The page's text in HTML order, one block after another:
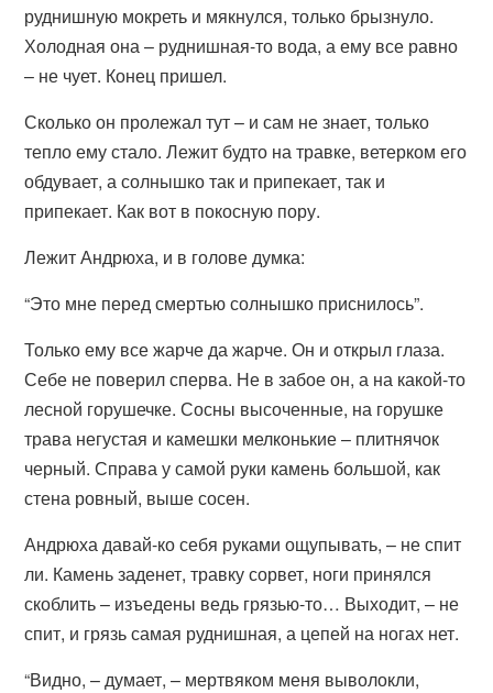
руднишную мокреть и мякнулся, только брызнуло.
Холодная она – руднишная-то вода, а ему все равно
– не чует. Конец пришел.
Сколько он пролежал тут – и сам не знает, только
тепло ему стало. Лежит будто на травке, ветерком его
обдувает, а солнышко так и припекает, так и
припекает. Как вот в покосную пору.
Лежит Андрюха, и в голове думка:
“Это мне перед смертью солнышко приснилось”.
Только ему все жарче да жарче. Он и открыл глаза.
Себе не поверил сперва. Не в забое он, а на какой-то
лесной горушечке. Сосны высоченные, на горушке
трава негустая и камешки мелконькие – плитнячок
черный. Справа у самой руки камень большой, как
стена ровный, выше сосен.
Андрюха давай-ко себя руками ощупывать, – не спит
ли. Камень заденет, травку сорвет, ноги принялся
скоблить – изъедены ведь грязью-то… Выходит, – не
спит, и грязь самая руднишная, а цепей на ногах нет.
“Видно, – думает, – мертвяком меня выволокли,